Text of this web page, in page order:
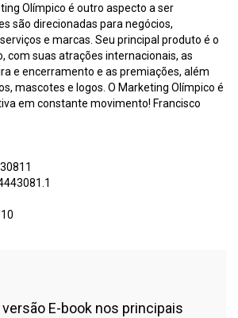
Olímpico é outro aspecto a ser
são direcionadas para negócios,
e marcas. Seu principal produto é o
com suas atrações internacionais, as
e encerramento e as premiações, além
mascotes e logos. O Marketing Olímpico é
em constante movimento! Francisco
E-book nos principais